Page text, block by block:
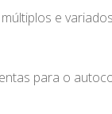
e
para o